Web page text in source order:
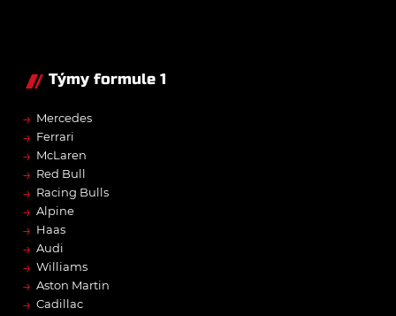
Týmy formule 1
→ Mercedes
→ Ferrari
→ McLaren
→ Red Bull
→ Racing Bulls
→ Alpine
→ Haas
→ Audi
→ Williams
→ Aston Martin
→ Cadillac